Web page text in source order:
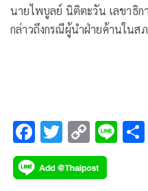
นายไพบูลย์ นิติตะวัน เลขาธิ
กล่าวถึงกรณีผู้นำฝ่ายค้านใน
F
ac
e
T
wi
tt
C
o
p
Li